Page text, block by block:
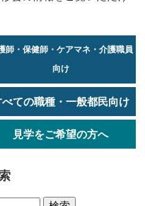
師・保健師・ケアマネ・介護職員
向け
べての職種・一般都民向け
見学をご希望の方へ